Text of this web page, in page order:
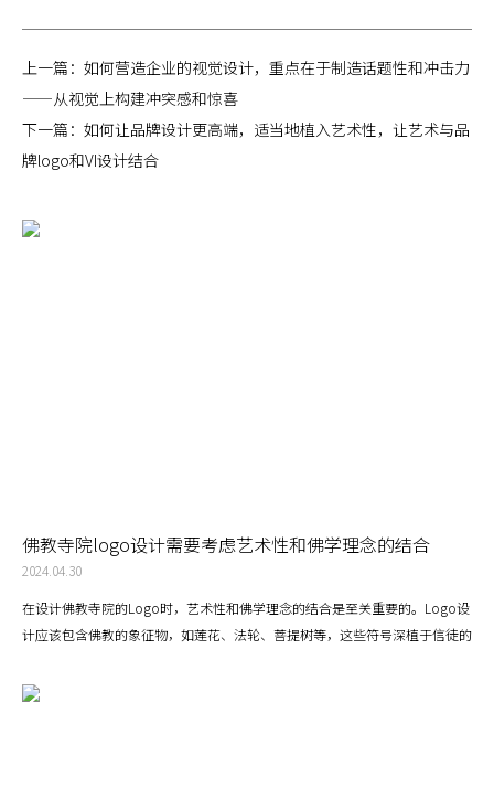
上一篇： 如何营造企业的视觉设计，重点在于制造话题性和冲击力
——从视觉上构建冲突感和惊喜
下一篇： 如何让品牌设计更高端，适当地植入艺术性，让艺术与品
牌logo和VI设计结合
佛教寺院logo设计需要考虑艺术性和佛学理念的结合
2024.04.30
在设计佛教寺院的Logo时，艺术性和佛学理念的结合是至关重要的。Logo设
计应该包含佛教的象征物，如莲花、法轮、菩提树等，这些符号深植于信徒的
设计的方式使观者能够感受到佛教的哲学思想。